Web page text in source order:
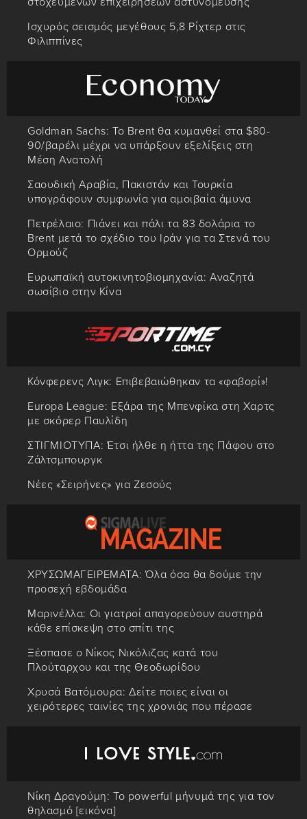
Ισχυρός σεισμός μεγέθους 5,8 Ρίχτερ στις
Φιλιππίνες
Goldman Sachs: Το Brent θα κυμανθεί στα $80-
90/βαρέλι μέχρι να υπάρξουν εξελίξεις στη
Μέση Ανατολή
Σαουδική Αραβία, Πακιστάν και Τουρκία
υπογράφουν συμφωνία για αμοιβαία άμυνα
Πετρέλαιο: Πιάνει και πάλι τα 83 δολάρια το
Brent μετά το σχέδιο του Ιράν για τα Στενά του
Ορμούζ
Ευρωπαϊκή αυτοκινητοβιομηχανία: Αναζητά
σωσίβιο στην Κίνα
Κόνφερενς Λιγκ: Επιβεβαιώθηκαν τα «φαβορί»!
Europa League: Εξάρα της Μπενφίκα στη Χαρτς
με σκόρερ Παυλίδη
ΣΤΙΓΜΙΟΤΥΠΑ: Έτσι ήλθε η ήττα της Πάφου στο
Ζάλτσμπουργκ
Νέες «Σειρήνες» για Ζεσούς
ΧΡΥΣΩΜΑΓΕΙΡΕΜΑΤΑ: Όλα όσα θα δούμε την
προσεχή εβδομάδα
Μαρινέλλα: Οι γιατροί απαγορεύουν αυστηρά
κάθε επίσκεψη στο σπίτι της
Ξέσπασε ο Νίκος Νικόλιζας κατά του
Πλούταρχου και της Θεοδωρίδου
Χρυσά Βατόμουρα: Δείτε ποιες είναι οι
χειρότερες ταινίες της χρονιάς που πέρασε
Νίκη Δραγούμη: Το powerful μήνυμά της για τον
θηλασμό [εικόνα]